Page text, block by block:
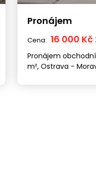
Pronájem
Cena: 16 000
Pronájem
m², Ostrava -